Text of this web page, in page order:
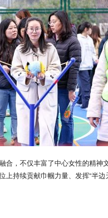
合，不仅丰富了中心女性的精神
持续贡献巾帼力量、发挥“半边